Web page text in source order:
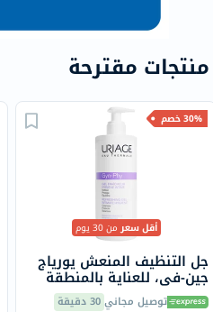
منتجات مقترحة
30% خصم
أقل سعرمن 30 يوم
جل التنظيف المنعش يورياج
جين-في، للعناية بالمنطقة
الحميمة - 500 ملتوصيل مجاني30 دقيقة